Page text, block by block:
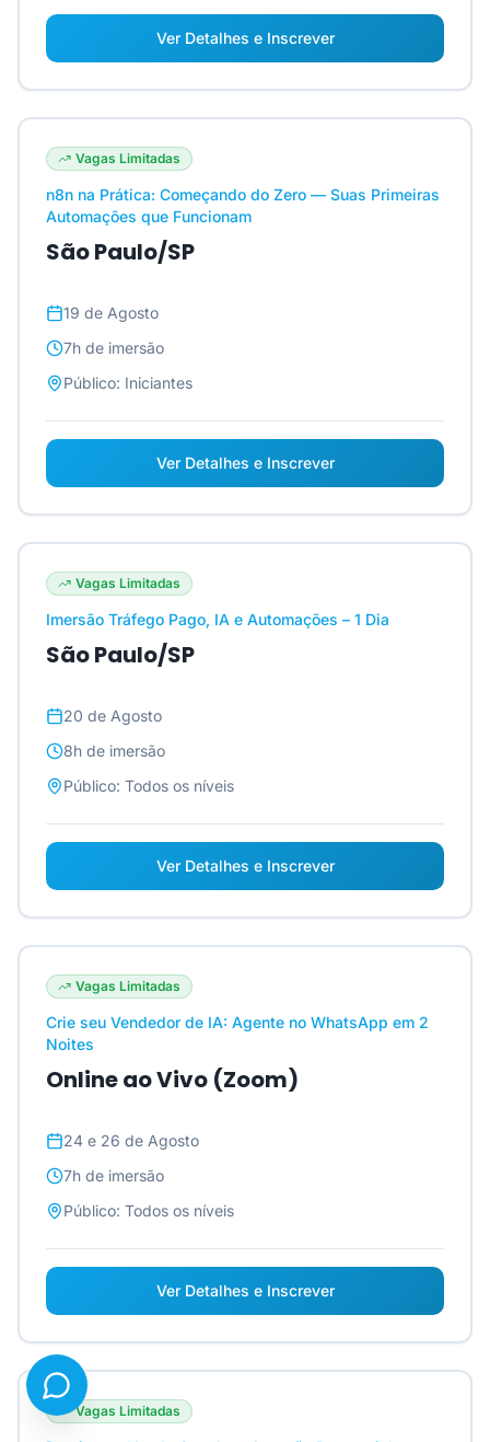
Ver Detalhes e Inscrever
Vagas Limitadas
n8n na Prática: Começando do Zero — Suas Primeiras
Automações que Funcionam
São Paulo/SP
19 de Agosto
7h de imersão
Público: Iniciantes
Ver Detalhes e Inscrever
Vagas Limitadas
Imersão Tráfego Pago, IA e Automações – 1 Dia
São Paulo/SP
20 de Agosto
8h de imersão
Público: Todos os níveis
Ver Detalhes e Inscrever
Vagas Limitadas
Crie seu Vendedor de IA: Agente no WhatsApp em 2
Noites
Online ao Vivo (Zoom)
24 e 26 de Agosto
7h de imersão
Público: Todos os níveis
Ver Detalhes e Inscrever
Vagas Limitadas